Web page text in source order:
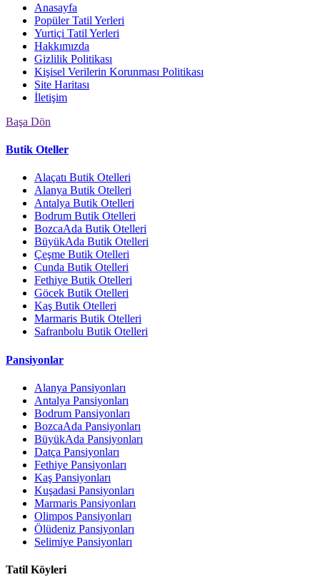
Anasayfa
Popüler Tatil Yerleri
Yurtiçi Tatil Yerleri
Hakkımızda
Gizlilik Politikası
Kişisel Verilerin Korunması Politikası
Site Haritası
İletişim
Başa Dön
Butik Oteller
Alaçatı Butik Otelleri
Alanya Butik Otelleri
Antalya Butik Otelleri
Bodrum Butik Otelleri
BozcaAda Butik Otelleri
BüyükAda Butik Otelleri
Çeşme Butik Otelleri
Cunda Butik Otelleri
Fethiye Butik Otelleri
Göcek Butik Otelleri
Kaş Butik Otelleri
Marmaris Butik Otelleri
Safranbolu Butik Otelleri
Pansiyonlar
Alanya Pansiyonları
Antalya Pansiyonları
Bodrum Pansiyonları
BozcaAda Pansiyonları
BüyükAda Pansiyonları
Datça Pansiyonları
Fethiye Pansiyonları
Kaş Pansiyonları
Kuşadasi Pansiyonları
Marmaris Pansiyonları
Olimpos Pansiyonları
Ölüdeniz Pansiyonları
Selimiye Pansiyonları
Tatil Köyleri